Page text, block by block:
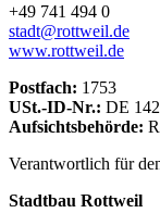
+49 741 494 0
stadt@rottweil.de
www.rottweil.de
Postfach: 1753
USt.-ID-Nr.: DE
Aufsichtsbehörde:
Verantwortlich für
Stadtbau Rottweil